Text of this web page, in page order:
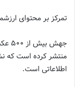
تمرکز بر محتوای
منتشر کرده است که
اطلاعاتی است.